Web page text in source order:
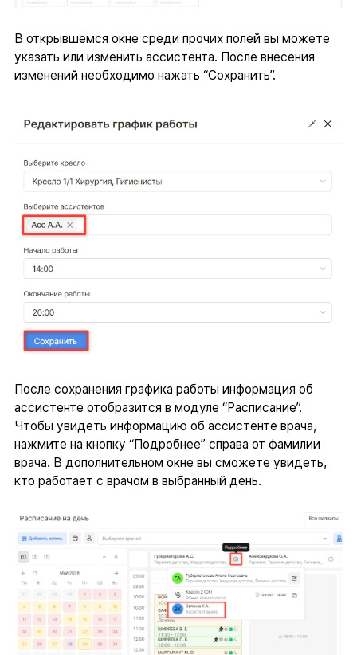
В открывшемся окне среди прочих полей вы можете
указать или изменить ассистента. После внесения
изменений необходимо нажать “Сохранить”.
После сохранения графика работы информация об
ассистенте отобразится в модуле “Расписание”.
Чтобы увидеть информацию об ассистенте врача,
нажмите на кнопку “Подробнее” справа от фамилии
врача. В дополнительном окне вы сможете увидеть,
кто работает с врачом в выбранный день.